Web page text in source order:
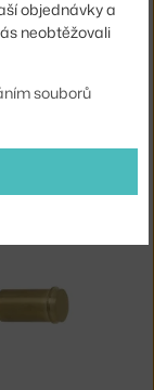
objednávky a
neobtěžovali
souborů